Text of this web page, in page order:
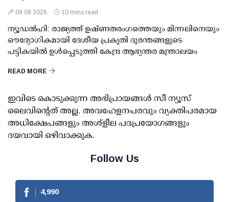
09 08 2026 10 mins read
ന്യൂഡല്‍ഹി: രാജ്യത്ത് ഉഷ്ണതരംഗത്തെയും മിന്നലിനെയും
ഔദ്യോഗികമായി ദേശീയ പ്രകൃതി ദുരന്തങ്ങളുടെ
പട്ടികയില്‍ ഉള്‍പ്പെടുത്തി കേന്ദ്ര ആഭ്യന്തര മന്ത്രാലയം
READ MORE
ഇവിടെ കൊടുക്കുന്ന അഭിപ്രായങ്ങള്‍ സീ ന്യൂസ്
ലൈവിന്റെത് അല്ല. അവഹേളനപരവും വ്യക്തിപരമായ
അധിക്ഷേപങ്ങളും അശ്‌ളീല പദപ്രയോഗങ്ങളും
ദയവായി ഒഴിവാക്കുക.
Follow Us
4,990